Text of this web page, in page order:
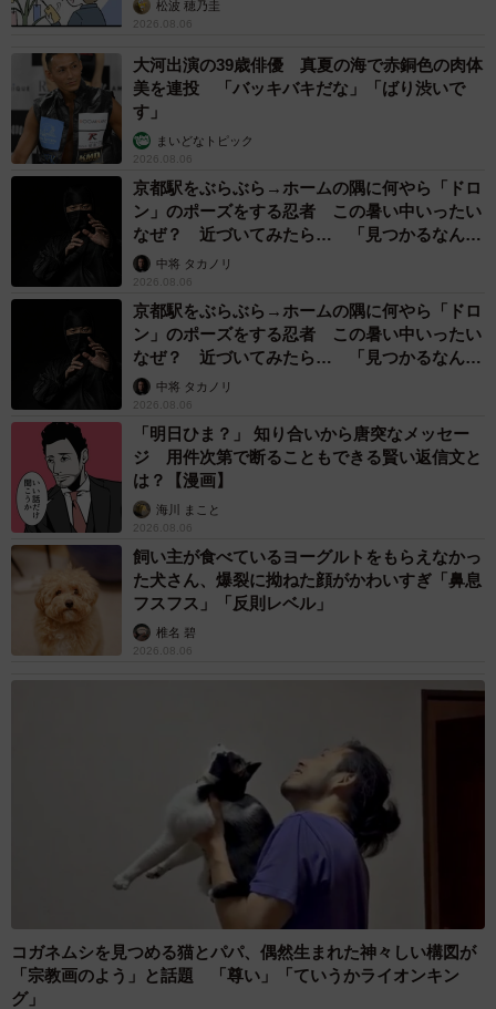
松波 穂乃圭
2026.08.06
大河出演の39歳俳優 真夏の海で赤銅色の肉体
美を連投 「バッキバキだな」「ばり渋いで
す」
まいどなトピック
2026.08.06
京都駅をぶらぶら→ホームの隅に何やら「ドロ
ン」のポーズをする忍者 この暑い中いったい
なぜ？ 近づいてみたら… 「見つかるなんて
未熟」中将 タカノリ
2026.08.06
京都駅をぶらぶら→ホームの隅に何やら「ドロ
ン」のポーズをする忍者 この暑い中いったい
なぜ？ 近づいてみたら… 「見つかるなんて
未熟」中将 タカノリ
2026.08.06
「明日ひま？」 知り合いから唐突なメッセー
ジ 用件次第で断ることもできる賢い返信文と
は？【漫画】
海川 まこと
2026.08.06
飼い主が食べているヨーグルトをもらえなかっ
た犬さん、爆裂に拗ねた顔がかわいすぎ「鼻息
フスフス」「反則レベル」
椎名 碧
2026.08.06
コガネムシを見つめる猫とパパ、偶然生まれた神々しい構図が
「宗教画のよう」と話題 「尊い」「ていうかライオンキン
グ」